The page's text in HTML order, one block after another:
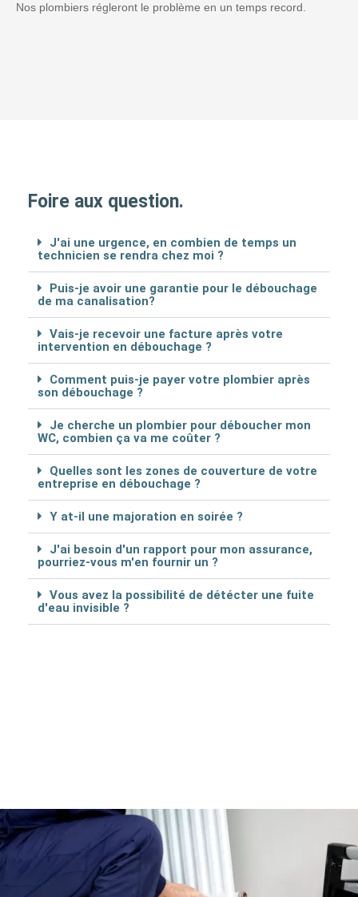
Nos plombiers régleront le problème en un temps record.
Foire aux question.
J'ai une urgence, en combien de temps un
technicien se rendra chez moi ?
Puis-je avoir une garantie pour le débouchage
de ma canalisation?
Vais-je recevoir une facture après votre
intervention en débouchage ?
Comment puis-je payer votre plombier après
son débouchage ?
Je cherche un plombier pour déboucher mon
WC, combien ça va me coûter ?
Quelles sont les zones de couverture de votre
entreprise en débouchage ?
Y at-il une majoration en soirée ?
J'ai besoin d'un rapport pour mon assurance,
pourriez-vous m'en fournir un ?
Vous avez la possibilité de détécter une fuite
d'eau invisible ?